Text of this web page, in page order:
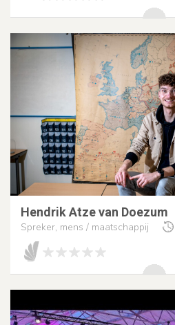
Hendrik Atze van Doezum
Spreker, mens / maatschappij